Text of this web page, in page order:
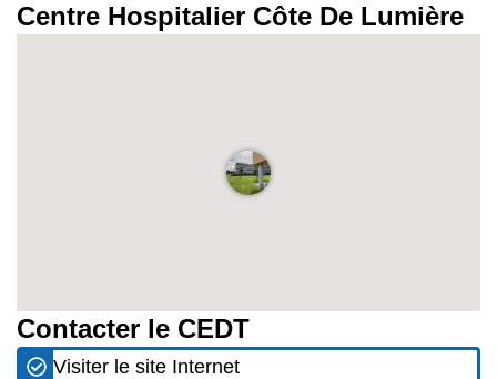
Centre Hospitalier Côte De Lumière
Contacter le CEDT
Visiter le site Internet